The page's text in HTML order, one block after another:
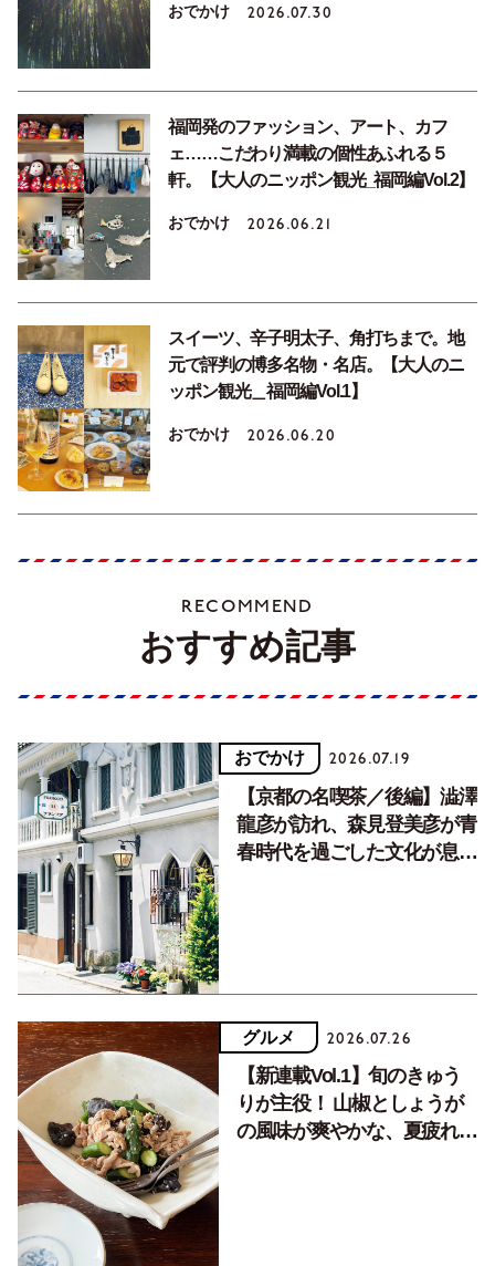
おでかけ 2026.07.30
福岡発のファッション、アート、カフ
ェ……こだわり満載の個性あふれる５
軒。【大人のニッポン観光_福岡編Vol.2】
おでかけ 2026.06.21
スイーツ、辛子明太子、角打ちまで。地
元で評判の博多名物・名店。【大人のニ
ッポン観光＿福岡編Vol.1】
おでかけ 2026.06.20
RECOMMEND
おすすめ記事
おでかけ 2026.07.19
【京都の名喫茶／後編】澁澤
龍彦が訪れ、森見登美彦が青
春時代を過ごした文化が息づ
グルメ 2026.07.26
【新連載Vol.1】旬のきゅう
りが主役！ 山椒としょうが
の風味が爽やかな、夏疲れを